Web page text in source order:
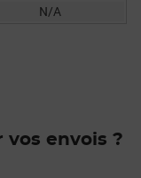
N/A
vos envois ?